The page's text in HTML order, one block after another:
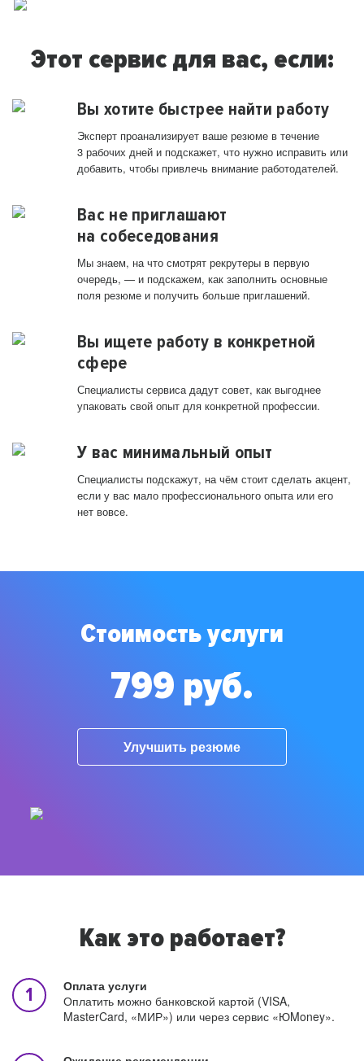
Этот сервис для вас, если:
Вы хотите быстрее найти работу
Эксперт проанализирует ваше резюме в течение
3 рабочих дней и подскажет, что нужно исправить или
добавить, чтобы привлечь внимание работодателей.
Вас не приглашают
на собеседования
Мы знаем, на что смотрят рекрутеры в первую
очередь, — и подскажем, как заполнить основные
поля резюме и получить больше приглашений.
Вы ищете работу в конкретной
сфере
Специалисты сервиса дадут совет, как выгоднее
упаковать свой опыт для конкретной профессии.
У вас минимальный опыт
Специалисты подскажут, на чём стоит сделать акцент,
если у вас мало профессионального опыта или его
нет вовсе.
Стоимость услуги
799 руб.
Улучшить резюме
Как это работает?
Оплата услуги
Оплатить можно банковской картой (VISA,
MasterCard, «МИР») или через сервис «ЮMoney».